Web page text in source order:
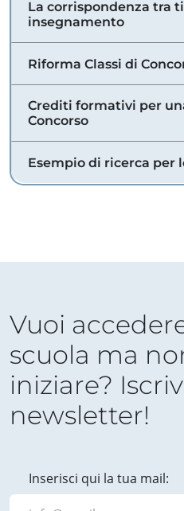
La corrispondenza tra
insegnamento
Riforma Classi di
Crediti formativi per
Concorso
Esempio di ricerca per
Vuoi
scuola ma
iniziare?
newsletter!
Inserisci qui la tua mail: